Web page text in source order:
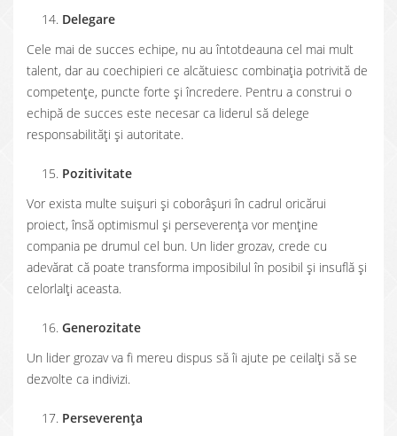
Delegare
Cele mai de succes echipe, nu au întotdeauna cel mai mult
talent, dar au coechipieri ce alcătuiesc combinaţia potrivită de
competenţe, puncte forte şi încredere. Pentru a construi o
echipă de succes este necesar ca liderul să delege
responsabilităţi şi autoritate.
Pozitivitate
Vor exista multe suişuri şi coborâşuri în cadrul oricărui
proiect, însă optimismul şi perseverenţa vor menţine
compania pe drumul cel bun. Un lider grozav, crede cu
adevărat că poate transforma imposibilul în posibil şi insuflă şi
celorlalţi aceasta.
Generozitate
Un lider grozav va fi mereu dispus să îi ajute pe ceilalţi să se
dezvolte ca indivizi.
Perseverenţa